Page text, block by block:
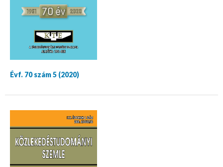
Évf. 70 szám 5 (2020)